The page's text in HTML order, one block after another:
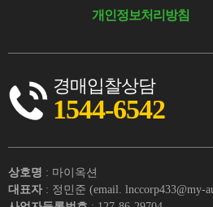
개인정보처리방침
경매입찰상담
1544-6542
상호명 : 마이옥션
대표자 : 정민준 (email. lnccorp433@my-